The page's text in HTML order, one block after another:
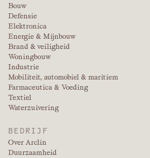
Bouw
Defensie
Elektronica
Energie & Mijnbouw
Brand & veiligheid
Woningbouw
Industrie
Mobiliteit, automobiel & maritiem
Farmaceutica & Voeding
Textiel
Waterzuivering
BEDRIJF
Over Arclin
Duurzaamheid